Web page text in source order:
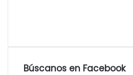
Búscanos en Facebook